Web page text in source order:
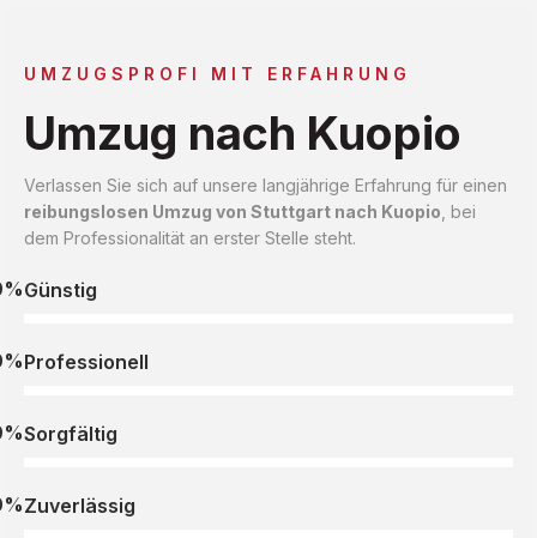
UMZUGSPROFI MIT ERFAHRUNG
Umzug nach Kuopio
Verlassen Sie sich auf unsere langjährige Erfahrung für einen
reibungslosen Umzug von Stuttgart nach Kuopio , bei
dem Professionalität an erster Stelle steht.
Günstig
Professionell
Sorgfältig
Zuverlässig